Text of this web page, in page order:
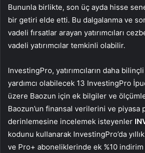
Bununla birlikte, son üç ayda hisse
bir getiri elde etti. Bu dalgalanma ve
vadeli fırsatlar arayan yatırımcıları
vadeli yatırımcılar temkinli olabilir.
InvestingPro, yatırımcıların daha
yardımcı olabilecek 13 InvestingPro
üzere Baozun için ek bilgiler ve
Baozun’un finansal verilerini ve piyasa
derinlemesine incelemek isteyenler
kodunu kullanarak InvestingPro’da
ve Pro+ aboneliklerinde ek %10